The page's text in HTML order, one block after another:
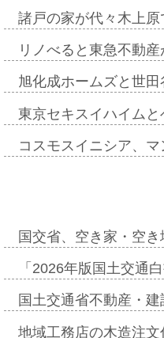
諸戸の家が代々木上
リノべると東急不動
旭化成ホームズと世
東京セキスイハイム
コスモスイニシア、
国交省、空き家・空
「2026年版国土交通
国土交通省不動産・
地域工務店の木造注